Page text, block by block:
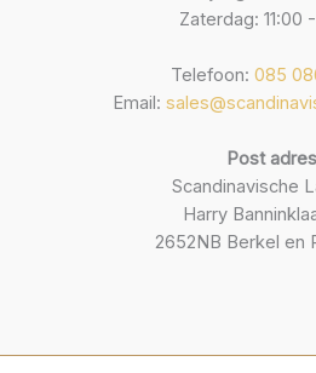
Zaterdag: 11:00
Telefoon: 085
Email:
Post adres
Scandinavische
Harry
2652NB Berkel en